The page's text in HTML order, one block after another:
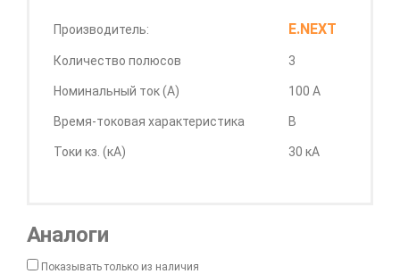
Производитель: E.NEXT
Количество полюсов 3
Номинальный ток (А) 100 А
Время-токовая характеристика B
Токи кз. (кА) 30 кА
Аналоги
Показывать только из наличия